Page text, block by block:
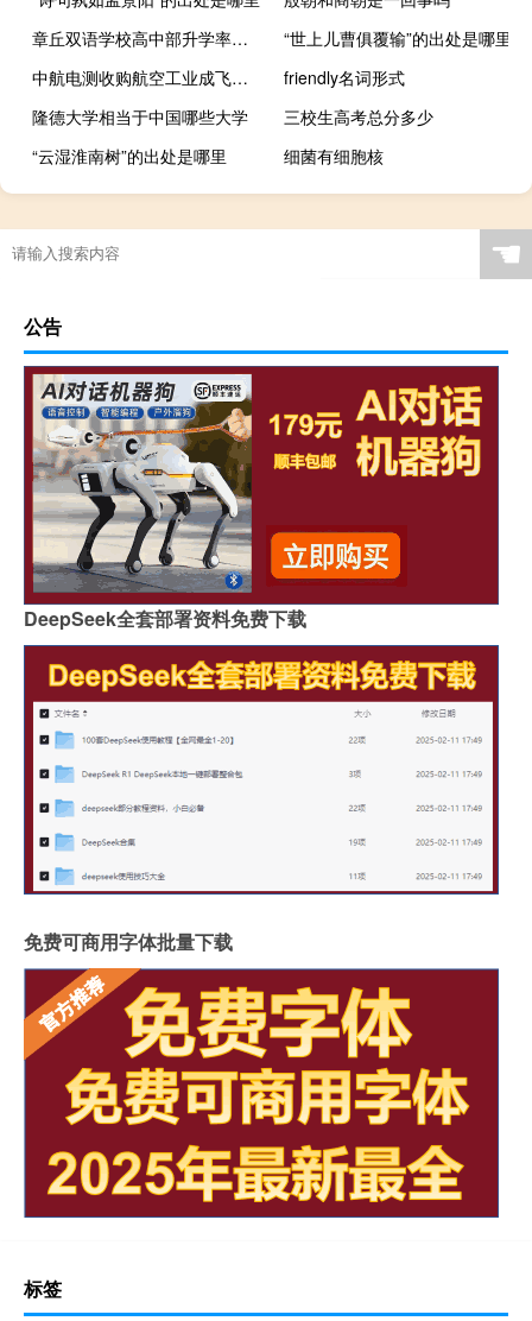
章丘双语学校高中部升学率怎么样
“世上儿曹俱覆输”的出处是哪里
中航电测收购航空工业成飞等事项遭问询 要求说明是否履行除交易所审核及证监会注册外全部审批、备案程序
friendly名词形式
隆德大学相当于中国哪些大学
三校生高考总分多少
“云湿淮南树”的出处是哪里
细菌有细胞核
☚
公告
DeepSeek全套部署资料免费下载
免费可商用字体批量下载
标签